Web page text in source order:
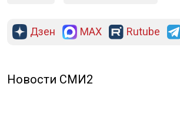
Дзен MAX Rutube
Новости СМИ2